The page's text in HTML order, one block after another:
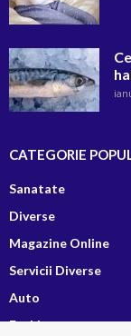
CATEGORIE
Sanatate
Diverse
Magazine Online
Servicii Diverse
Auto
Fashion